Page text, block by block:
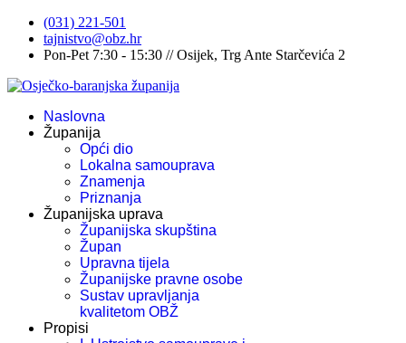
(031) 221-501
tajnistvo@obz.hr
Pon-Pet 7:30 - 15:30 // Osijek, Trg Ante Starčevića 2
Naslovna
Županija
Opći dio
Lokalna samouprava
Znamenja
Priznanja
Županijska uprava
Županijska skupština
Župan
Upravna tijela
Županijske pravne osobe
Sustav upravljanja
kvalitetom OBŽ
Propisi